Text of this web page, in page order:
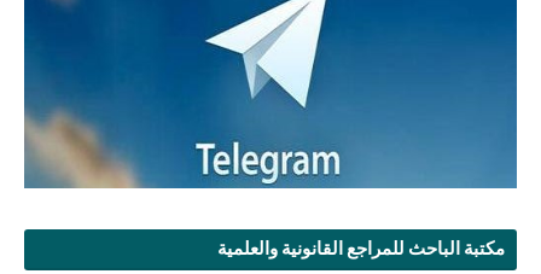
مكتبة الباحث للمراجع القانونية والعلمية